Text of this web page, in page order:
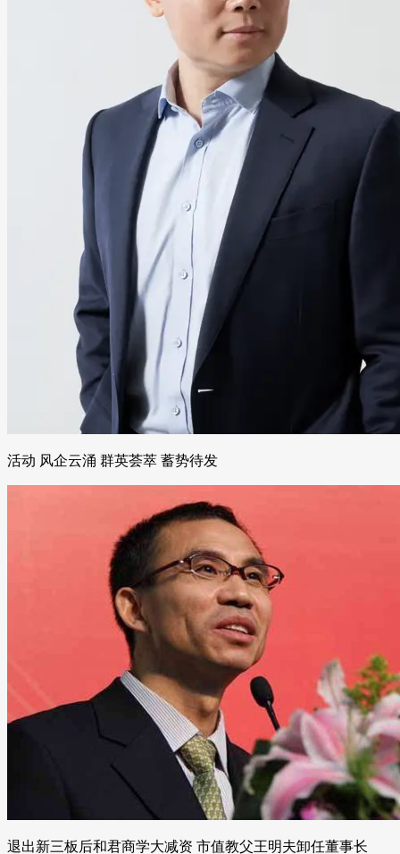
活动 风企云涌 群英荟萃 蓄势待发
退出新三板后和君商学大减资 市值教父王明夫卸任董事长